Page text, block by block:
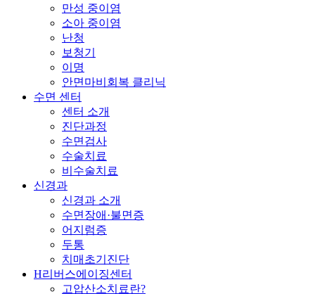
만성 중이염
소아 중이염
난청
보청기
이명
안면마비회복 클리닉
수면 센터
센터 소개
진단과정
수면검사
수술치료
비수술치료
신경과
신경과 소개
수면장애·불면증
어지럼증
두통
치매초기진단
H리버스에이징센터
고압산소치료란?